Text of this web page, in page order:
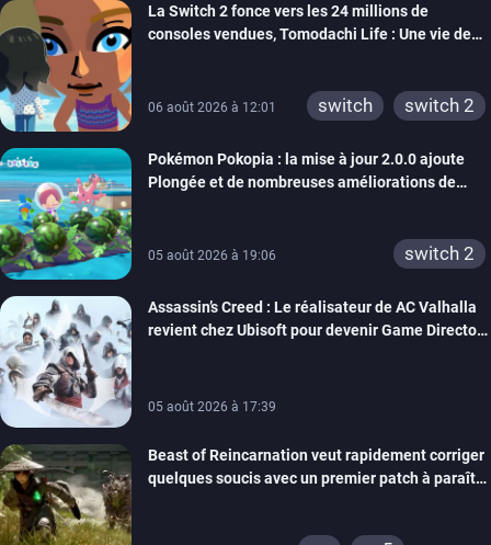
xbox one
wiiu
3ds
ps3
switch 2
La Switch 2 fonce vers les 24 millions de
consoles vendues, Tomodachi Life : Une vie de
06 août 2026 à 12:01 switch switch 2
Pokémon Pokopia : la mise à jour 2.0.0 ajoute
Plongée et de nombreuses améliorations de
05 août 2026 à 19:06 switch 2
Assassin’s Creed : Le réalisateur de AC Valhalla
revient chez Ubisoft pour devenir Game Director
05 août 2026 à 17:39
Beast of Reincarnation veut rapidement corriger
quelques soucis avec un premier patch à paraître